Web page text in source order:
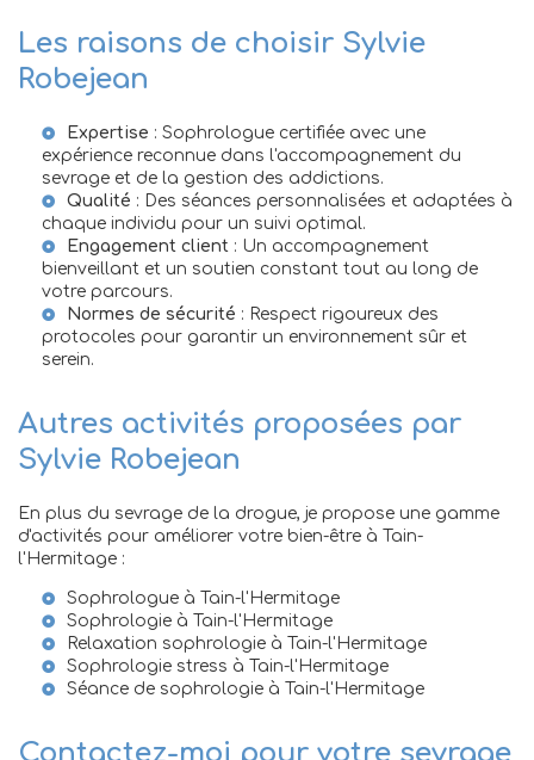
Les raisons de choisir Sylvie
Robejean
Expertise : Sophrologue certifiée avec une
expérience reconnue dans l'accompagnement du
sevrage et de la gestion des addictions.
Qualité : Des séances personnalisées et adaptées à
chaque individu pour un suivi optimal.
Engagement client : Un accompagnement
bienveillant et un soutien constant tout au long de
votre parcours.
Normes de sécurité : Respect rigoureux des
protocoles pour garantir un environnement sûr et
serein.
Autres activités proposées par
Sylvie Robejean
En plus du sevrage de la drogue, je propose une gamme
d'activités pour améliorer votre bien-être à Tain-
l'Hermitage :
Sophrologue à Tain-l'Hermitage
Sophrologie à Tain-l'Hermitage
Relaxation sophrologie à Tain-l'Hermitage
Sophrologie stress à Tain-l'Hermitage
Séance de sophrologie à Tain-l'Hermitage